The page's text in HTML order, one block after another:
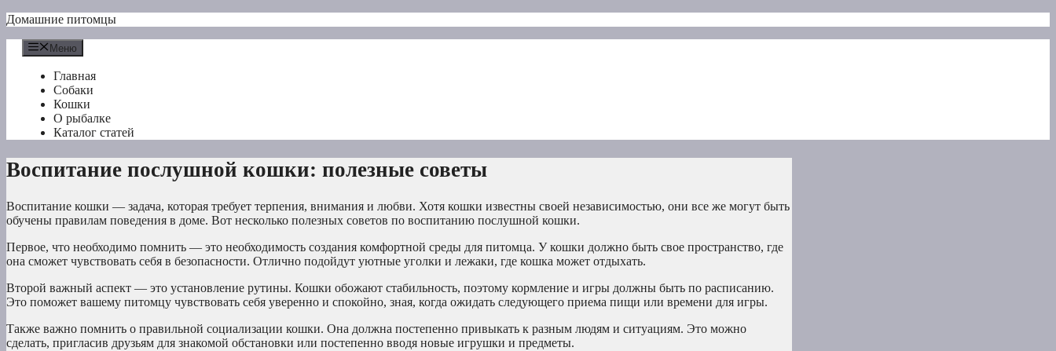
Перейти
содержимому
Домашние питомцы
Меню
Главная
Собаки
Кошки
О рыбалке
Каталог статей
Воспитание послушной кошки: полезные советы
Воспитание кошки — задача, которая требует терпения, внимания и любви. Хотя кошки известны своей независимостью, они все же могут быть
обучены правилам поведения в доме. Вот несколько полезных советов по воспитанию послушной кошки.
Первое, что необходимо помнить — это необходимость создания комфортной среды для питомца. У кошки должно быть свое пространство, где
она сможет чувствовать себя в безопасности. Отлично подойдут уютные уголки и лежаки, где кошка может отдыхать.
Второй важный аспект — это установление рутины. Кошки обожают стабильность, поэтому кормление и игры должны быть по расписанию.
Это поможет вашему питомцу чувствовать себя уверенно и спокойно, зная, когда ожидать следующего приема пищи или времени для игры.
Также важно помнить о правильной социализации кошки. Она должна постепенно привыкать к разным людям и ситуациям. Это можно
сделать, пригласив друзьям для знакомой обстановки или постепенно вводя новые игрушки и предметы.